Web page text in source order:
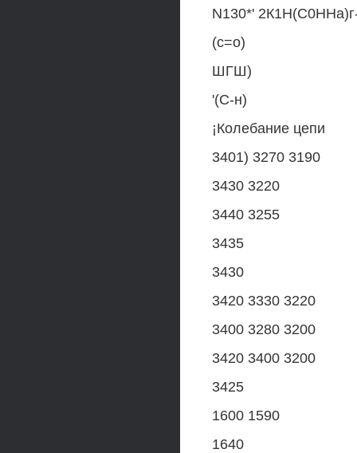
N130*'
(с=о)
ШГШ)
'(С-н)
¡Колебание цепи
3401) 3270 3190
3430 3220
3440 3255
3435
3430
3420 3330 3220
3400 3280 3200
3420 3400 3200
3425
1600 1590
1640